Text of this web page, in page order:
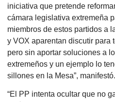
iniciativa que pretende
cámara legislativa extremeña
miembros de estos partidos a
y VOX aparentan discutir para
pero sin aportar soluciones a
extremeños y un ejemplo lo
sillones en la Mesa”, manifestó.
“El PP intenta ocultar que no